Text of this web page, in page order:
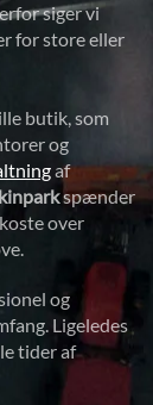
siger vi
for store eller
butik, som
og
af
spænder
over
og
Ligeledes
tider af